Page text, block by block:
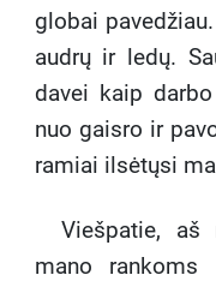
globai
audrų ir ledų.
davei kaip
nuo gaisro ir
ramiai ilsėtųsi
Viešpatie,
mano rankoms